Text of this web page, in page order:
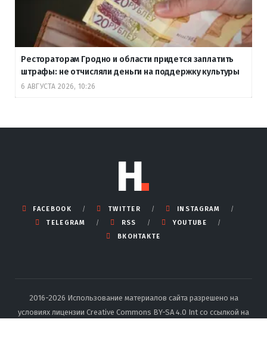
Рестораторам Гродно и области придется заплатить
штрафы: не отчисляли деньги на поддержку культуры
6 АВГУСТА 2026, 10:26
FACEBOOK TWITTER
INSTAGRAM
TELEGRAM
RSS
YOUTUBE
ВКОНТАКТЕ
2016-2026 Использование материалов сайта разрешено на
условиях лицензии Creative Commons BY-SA 4.0 Int со ссылкой на